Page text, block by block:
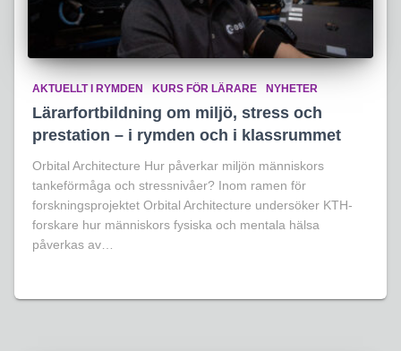
AKTUELLT I RYMDEN KURS FÖR LÄRARE NYHETER
Lärarfortbildning om miljö, stress och
prestation – i rymden och i klassrummet
Orbital Architecture Hur påverkar miljön människors
tankeförmåga och stressnivåer? Inom ramen för
forskningsprojektet Orbital Architecture undersöker KTH-
forskare hur människors fysiska och mentala hälsa
påverkas av…